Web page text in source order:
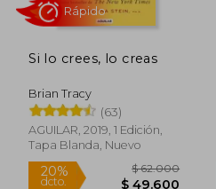
Si lo crees, lo creas
Brian Tracy
(63)
AGUILAR, 2019, 1 Edición,
Tapa Blanda, Nuevo
Rápido